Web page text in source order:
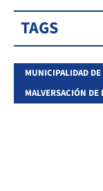
TAGS
MUNICIPALIDAD DE